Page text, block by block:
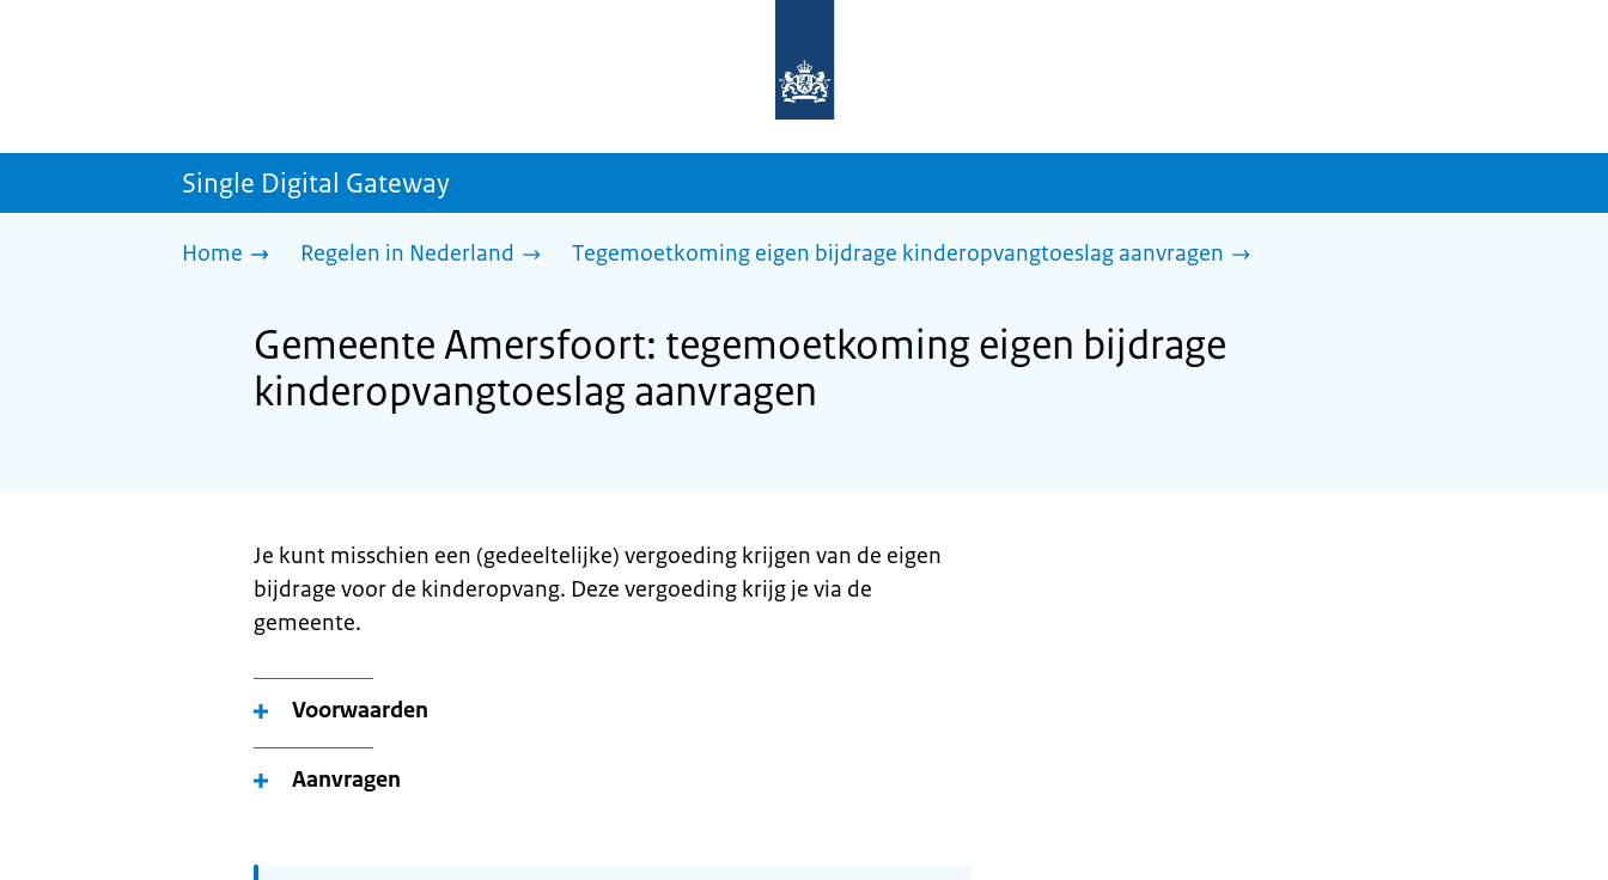
homepage
sdg.rijksoverheid.nl
Single Digital Gateway
Home Regelen in Nederland Tegemoetkoming eigen bijdrage kinderopvangtoeslag aanvragen
Gemeente Amersfoort: tegemoetkoming eigen bijdrage
kinderopvangtoeslag aanvragen
Je kunt misschien een (gedeeltelijke) vergoeding krijgen van de eigen
bijdrage voor de kinderopvang. Deze vergoeding krijg je via de
gemeente.
Voorwaarden
Aanvragen